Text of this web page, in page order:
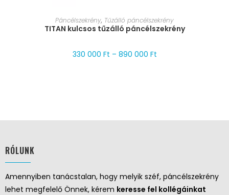
MÉRET VÁLASZTÁSA
Páncélszekrény, Tűzálló páncélszekrény
TITAN kulcsos tűzálló páncélszekrény
330 000 Ft – 890 000 Ft
RÓLUNK
Amennyiben tanácstalan, hogy melyik széf, páncélszekrény
lehet megfelelő Önnek, kérem keresse fel kollégáinkat